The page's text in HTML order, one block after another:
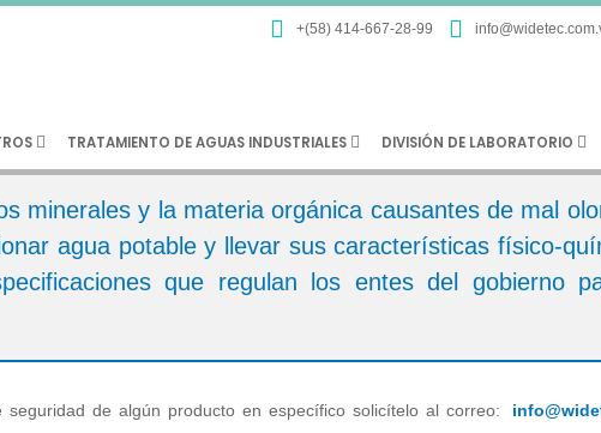
+(58) 414-667-28-99
TRATAMIENTO DE AGUAS INDUSTRIALES DIVISIÓN DE LABORATORIO
minerales y la materia orgánica causantes de mal
agua potable y llevar sus características físico-
que regulan los entes del gobierno
de algún producto en específico solicítelo al correo: